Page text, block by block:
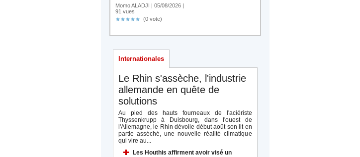
Momo ALADJI | 05/08/2026 |
91 vues
(0 vote)
Internationales
Le Rhin s'assèche, l'industrie
allemande en quête de
solutions
Au pied des hauts fourneaux de l'aciériste
Thyssenkrupp à Duisbourg, dans l'ouest de
l'Allemagne, le Rhin dévoile début août son lit en
partie asséché, une nouvelle réalité climatique
qui vire au...
Les Houthis affirment avoir visé un